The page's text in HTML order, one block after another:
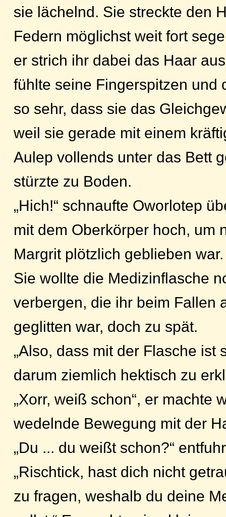
sie lächelnd. Sie streckte den
Federn möglichst weit fort
er strich ihr dabei das Haar
fühlte seine Fingerspitzen und
so sehr, dass sie das
weil sie gerade mit einem
Aulep vollends unter das Bett
stürzte zu Boden.
„Hich!“ schnaufte Oworlotep
mit dem Oberkörper hoch, um
Margrit plötzlich geblieben war.
Sie wollte die Medizinflasche
verbergen, die ihr beim Fallen
geglitten war, doch zu spät.
„Also, dass mit der Flasche ist
darum ziemlich hektisch zu
„Xorr, weiß schon“, er machte
wedelnde Bewegung mit der
„Du ... du weißt schon?“
„Rischtick, hast dich nicht
zu fragen, weshalb du deine